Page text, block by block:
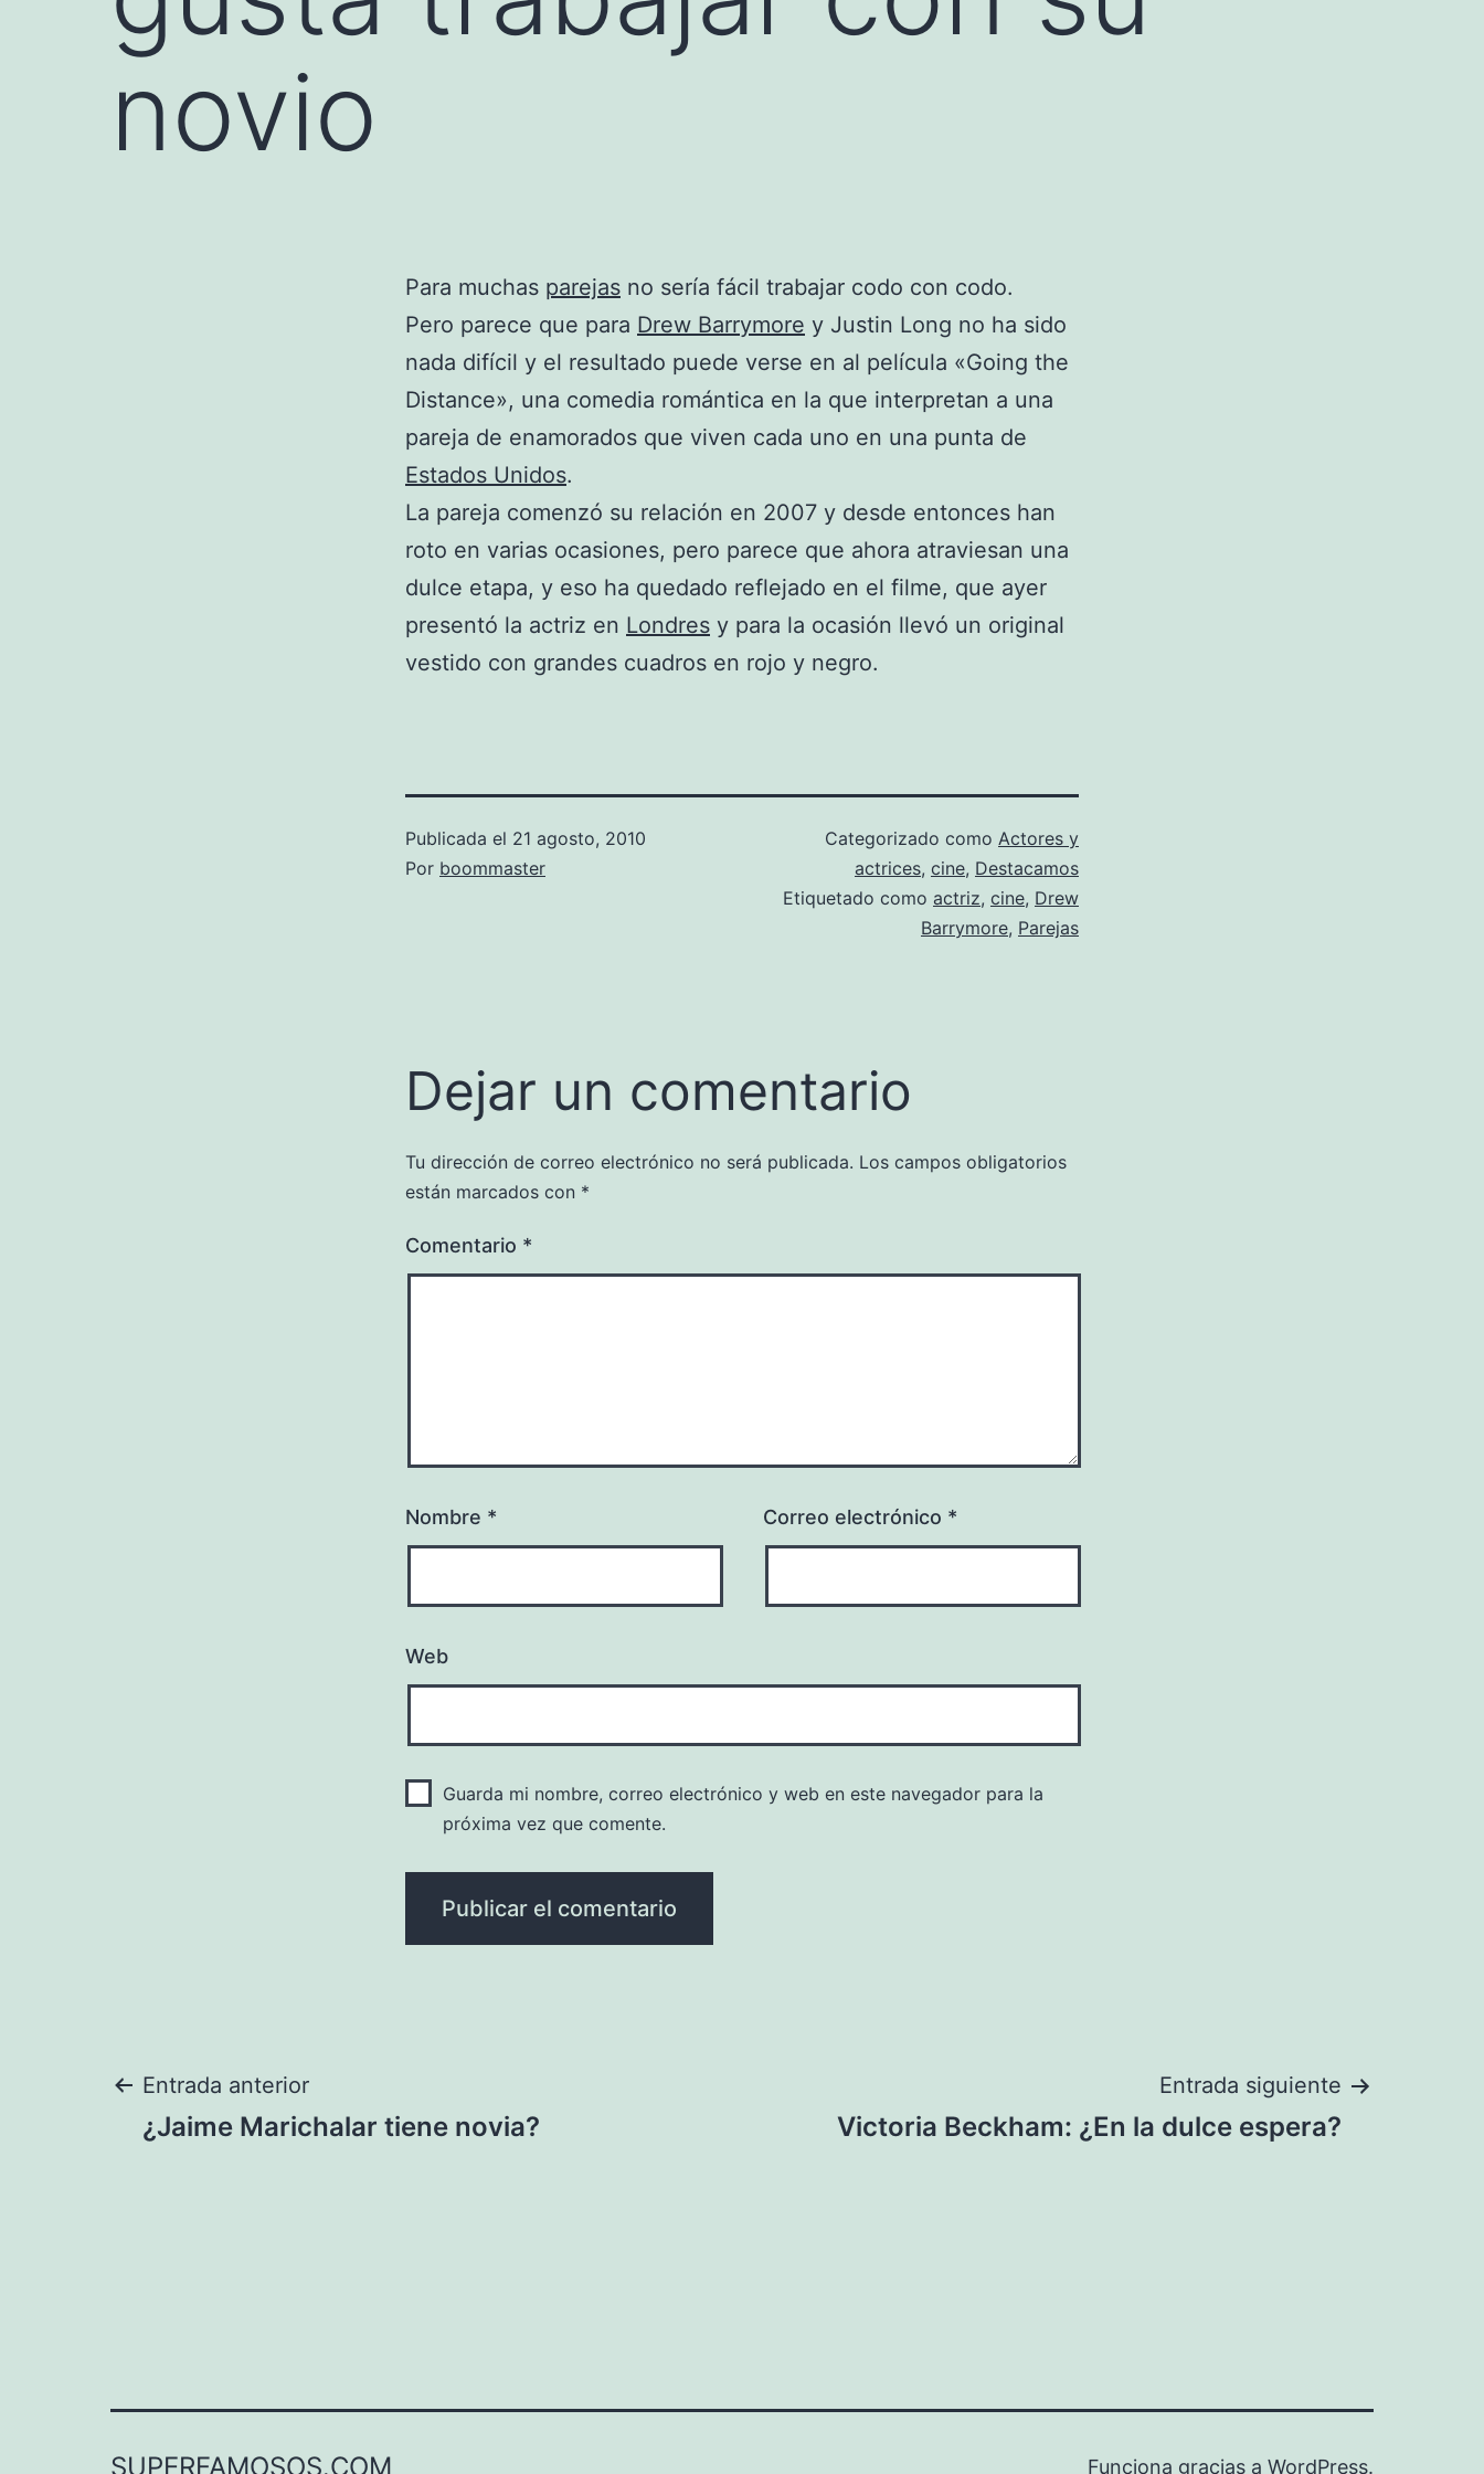
novio
Para muchas parejas no sería fácil trabajar codo con codo.
Pero parece que para Drew Barrymore y Justin Long no ha sido
nada difícil y el resultado puede verse en al película «Going the
Distance», una comedia romántica en la que interpretan a una
pareja de enamorados que viven cada uno en una punta de
Estados Unidos.
La pareja comenzó su relación en 2007 y desde entonces han
roto en varias ocasiones, pero parece que ahora atraviesan una
dulce etapa, y eso ha quedado reflejado en el filme, que ayer
presentó la actriz en Londres y para la ocasión llevó un original
vestido con grandes cuadros en rojo y negro.
Publicada el 21 agosto, 2010
Por boommaster
Categorizado como Actores y
actrices, cine, Destacamos
Etiquetado como actriz, cine, Drew
Barrymore, Parejas
Dejar un comentario
Tu dirección de correo electrónico no será publicada. Los campos obligatorios
están marcados con *
Comentario *
Nombre * Correo electrónico *
Web
Guarda mi nombre, correo electrónico y web en este navegador para la
próxima vez que comente.
Navegación
Entrada anterior
¿Jaime Marichalar tiene novia?
Entrada siguiente
Victoria Beckham: ¿En la dulce espera?
SUPERFAMOSOS.COM Funciona gracias a WordPress.